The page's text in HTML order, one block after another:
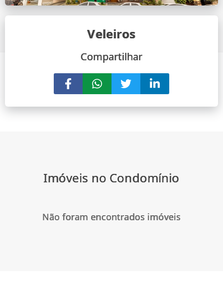
Veleiros
Compartilhar
Imóveis no Condomínio
Não foram encontrados imóveis